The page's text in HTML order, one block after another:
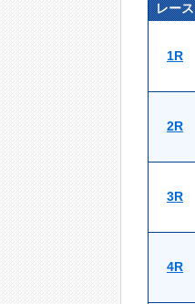
レース
1R
2R
3R
4R